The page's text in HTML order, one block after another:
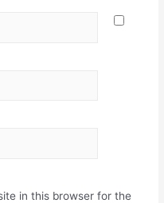
in this browser for the